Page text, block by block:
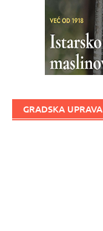
GRADSKA UPRAVA